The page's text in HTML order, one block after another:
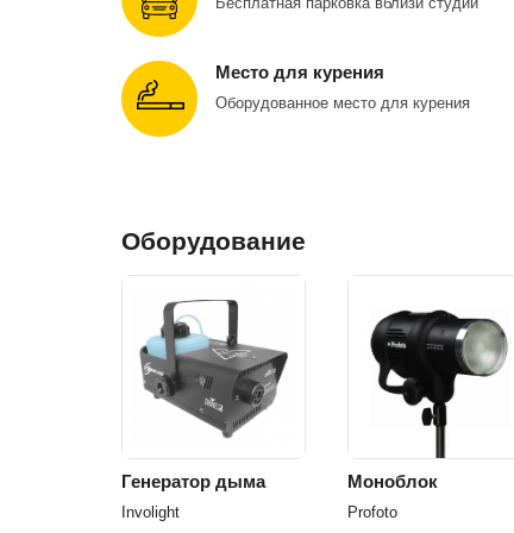
Место для курения
Оборудованное место для курения
Оборудование
Генератор дыма
Involight
Моноблок
Profoto